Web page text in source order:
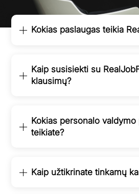
Kokias paslaugas teikia
Kaip susisiekti su
klausimų?
Kokias personalo valdymo
teikiate?
Kaip užtikrinate tinkamų